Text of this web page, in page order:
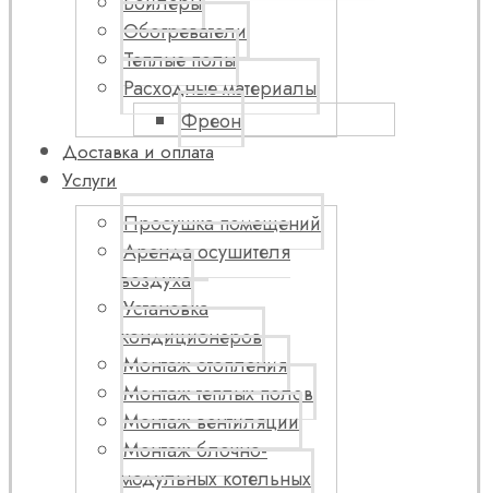
Обогреватели
Теплые полы
Расходные материалы
Фреон
Доставка и оплата
Услуги
Просушка помещений
Аренда осушителя
воздуха
Установка
кондиционеров
Монтаж отопления
Монтаж теплых полов
Монтаж вентиляции
Монтаж блочно-
модульных котельных